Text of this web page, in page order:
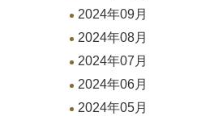
2024年09月
2024年08月
2024年07月
2024年06月
2024年05月